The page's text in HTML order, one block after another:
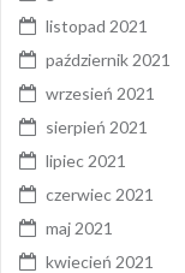
listopad 2021
październik 2021
wrzesień 2021
sierpień 2021
lipiec 2021
czerwiec 2021
maj 2021
kwiecień 2021